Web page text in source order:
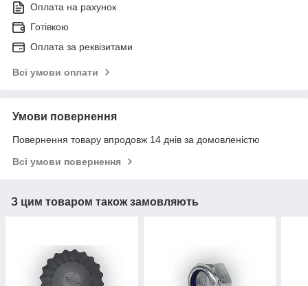
Оплата на рахунок
Готівкою
Оплата за реквізитами
Всі умови оплати
Умови повернення
Повернення товару впродовж 14 днів за домовленістю
Всі умови повернення
З цим товаром також замовляють